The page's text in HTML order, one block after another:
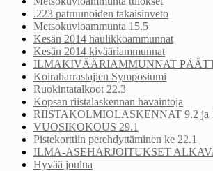
.223 patruunoiden takaisinveto
Metsokuvioammunta 15.5
Kesän 2014 haulikkoammunnat
Kesän 2014 kivääriammunnat
ILMAKIVÄÄRIAMMUNNAT
Koiraharrastajien Symposiumi
Ruokintatalkoot 22.3
Kopsan riistalaskennan havaintoja
RIISTAKOLMIOLASKENNAT 9.2 ja
VUOSIKOKOUS 29.1
Pistekorttiin perehdyttäminen ke 22.1
ILMA-ASEHARJOITUKSET
Hyvää joulua